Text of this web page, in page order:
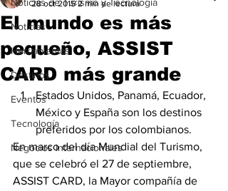
Noticias
Herramientas
Destinos
Eventos
Tecnología
Negocios Internacionales
El mundo es más
pequeño, ASSIST
CARD más grande
28 oct 2015 2 min de lectura
Estados Unidos, Panamá, Ecuador,
México y España son los destinos
preferidos por los colombianos.
En marco del día Mundial del Turismo,
que se celebró el 27 de septiembre,
ASSIST CARD, la Mayor compañía de